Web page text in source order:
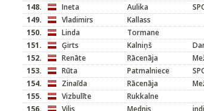
148.
Ineta Aulika
149.
Vladimirs Kallass
150.
Linda Tormane
151.
Ģirts Kalniņš
152.
Renāte Rācenāja
153.
Rūta Patmalniece
154.
Zinaīda Rācenāja
155.
Vizbulīte Rukkalne
156.
Vilis Mednis